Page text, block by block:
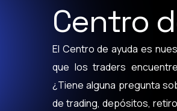
Centro
El Centro de ayuda es
que los traders
¿Tiene alguna pregunta
de trading, depósitos,